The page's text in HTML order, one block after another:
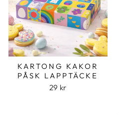
KARTONG KAKOR
PÅSK LAPPTÄCKE
29 kr